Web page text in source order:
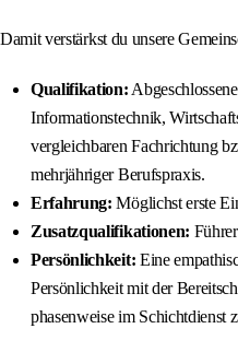
Damit verstärkst du unsere
Qualifikation:
Informationstechnik,
vergleichbaren Fachrichtung
mehrjähriger Berufspraxis.
Erfahrung: Möglichst erste
Zusatzqualifikationen:
Persönlichkeit: Eine
Persönlichkeit mit der
phasenweise im Schichtdienst